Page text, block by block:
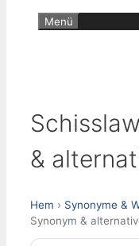
Menü
&
Hem › Synonyme &
Synonym &